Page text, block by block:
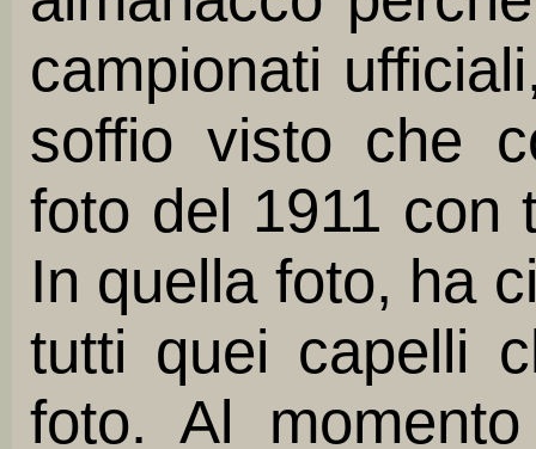
campionati
soffio visto che
foto del 1911 con
In quella foto, ha
tutti quei capelli
foto. Al